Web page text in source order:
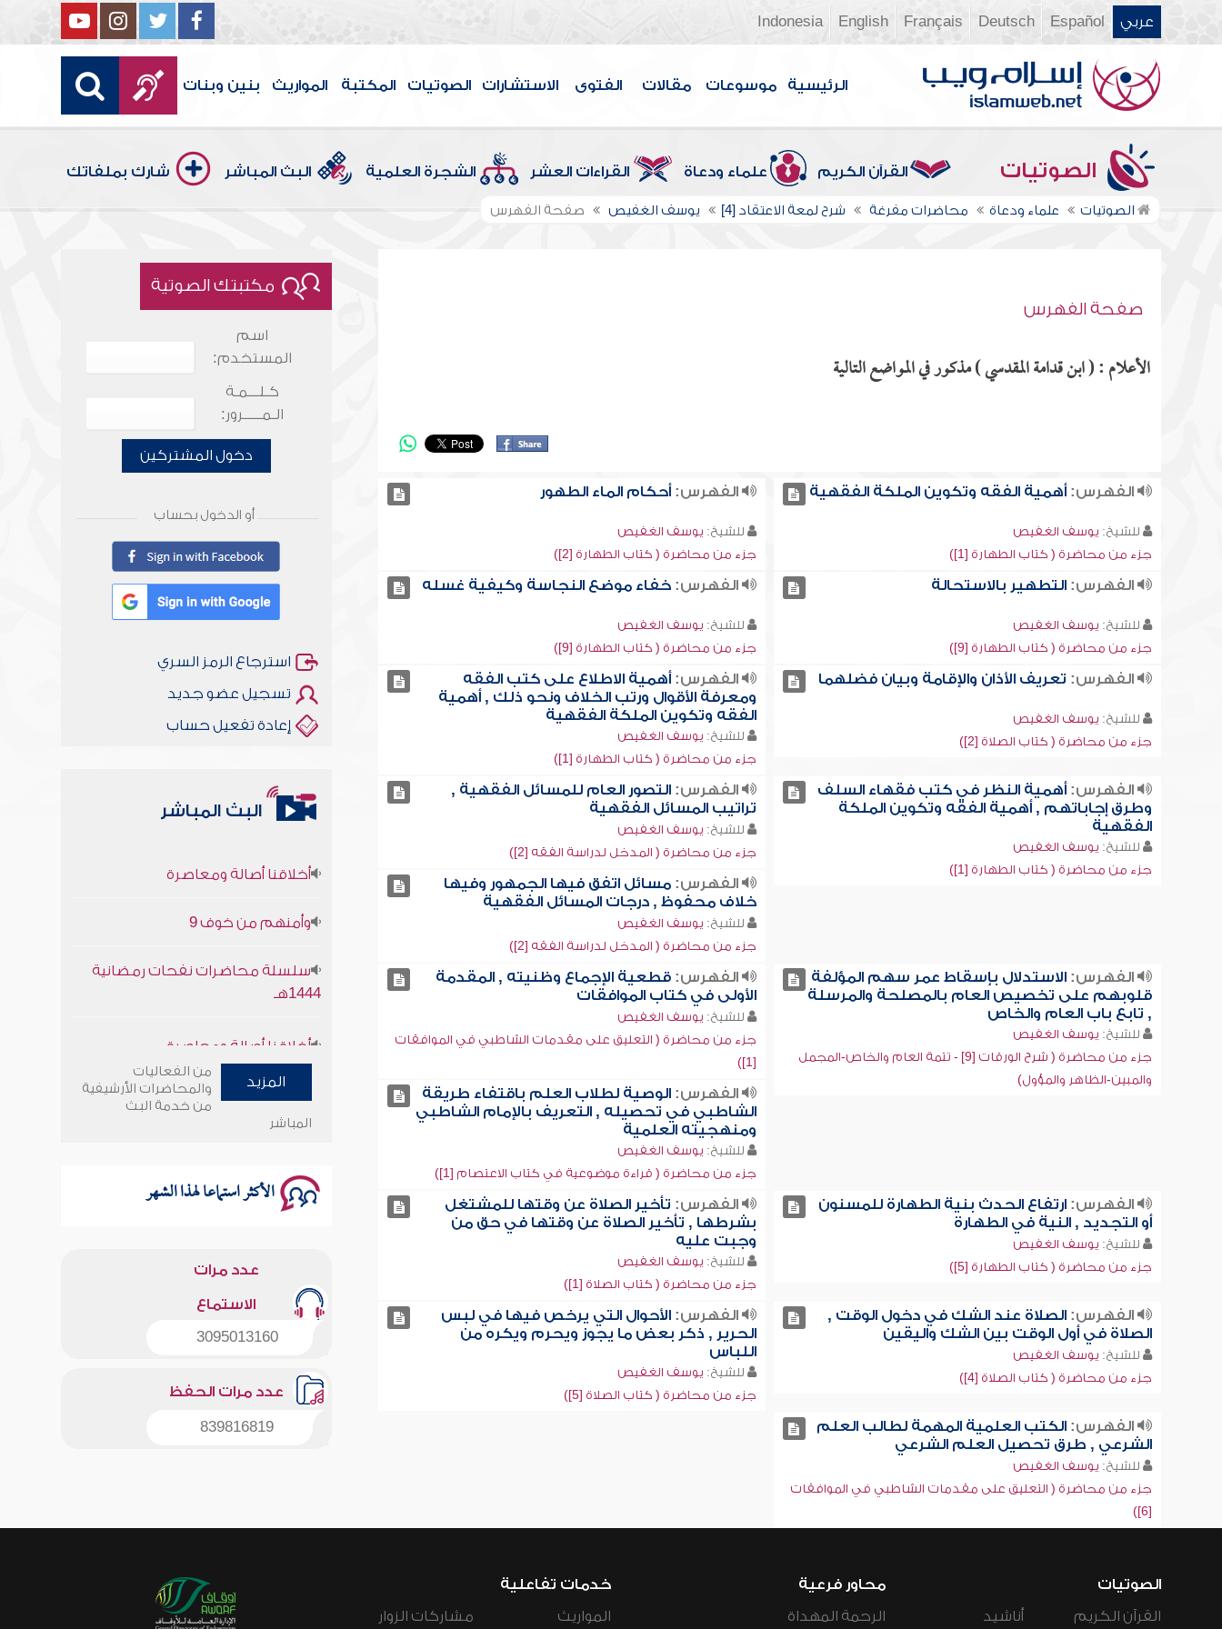
عربي Español
Deutsch
Français
English
Indonesia
الرئيسية موسوعات مقالات الفتوى الاستشارات الصوتيات المكتبة المواريث بنين وبنات
الصوتيات القرآن الكريم علماء ودعاة القراءات العشر الشجرة العلمية البث المباشر شارك بملفاتك
الصوتيات علماء ودعاة محاضرات مفرغة شرح لمعة الاعتقاد [4] يوسف الغفيص صفحة الفهرس
صفحة الفهرس
الأعلام : ( ابن قدامة المقدسي ) مذكور في المواضع التالية
الفهرس:أهمية الفقه وتكوين الملكة الفقهية
للشيخ: يوسف الغفيص
جزء من محاضرة ( كتاب الطهارة [1])
الفهرس: أحكام الماء الطهور
للشيخ: يوسف الغفيص
جزء من محاضرة ( كتاب الطهارة [2])
الفهرس:التطهير بالاستحالة
للشيخ: يوسف الغفيص
جزء من محاضرة ( كتاب الطهارة [9])
الفهرس: خفاء موضع النجاسة وكيفية غسله
للشيخ: يوسف الغفيص
جزء من محاضرة ( كتاب الطهارة [9])
الفهرس: تعريف الأذان والإقامة وبيان فضلهما
للشيخ: يوسف الغفيص
جزء من محاضرة ( كتاب الصلاة [2])
الفهرس: أهمية الاطلاع على كتب الفقه
ومعرفة الأقوال ورتب الخلاف ونحو ذلك , أهمية
الفقه وتكوين الملكة الفقهية
للشيخ: يوسف الغفيص
جزء من محاضرة ( كتاب الطهارة [1])
الفهرس:أهمية النظر في كتب فقهاء السلف
وطرق إجاباتهم , أهمية الفقه وتكوين الملكة
الفقهية
للشيخ: يوسف الغفيص
جزء من محاضرة ( كتاب الطهارة [1])
الفهرس: التصور العام للمسائل الفقهية ,
تراتيب المسائل الفقهية
للشيخ: يوسف الغفيص
جزء من محاضرة ( المدخل لدراسة الفقه [2])
الفهرس: مسائل اتفق فيها الجمهور وفيها
خلاف محفوظ , درجات المسائل الفقهية
للشيخ: يوسف الغفيص
جزء من محاضرة ( المدخل لدراسة الفقه [2])
الفهرس:الاستدلال بإسقاط عمر سهم المؤلفة
قلوبهم على تخصيص العام بالمصلحة والمرسلة
, تابع باب العام والخاص
للشيخ: يوسف الغفيص
جزء من محاضرة ( شرح الورقات [9] - تتمة العام والخاص-المجمل
والمبين-الظاهر والمؤول)
الفهرس: قطعية الإجماع وظنيته , المقدمة
الأولى في كتاب الموافقات
للشيخ: يوسف الغفيص
جزء من محاضرة ( التعليق على مقدمات الشاطبي في الموافقات
[1])
الفهرس: الوصية لطلاب العلم باقتفاء طريقة
الشاطبي في تحصيله , التعريف بالإمام الشاطبي
ومنهجيته العلمية
للشيخ: يوسف الغفيص
جزء من محاضرة ( قراءة موضوعية في كتاب الاعتصام [1])
الفهرس:ارتفاع الحدث بنية الطهارة للمسنون
أو التجديد , النية في الطهارة
للشيخ: يوسف الغفيص
جزء من محاضرة ( كتاب الطهارة [5])
الفهرس: تأخير الصلاة عن وقتها للمشتغل
بشرطها , تأخير الصلاة عن وقتها في حق من
وجبت عليه
للشيخ: يوسف الغفيص
جزء من محاضرة ( كتاب الصلاة [1])
الفهرس:الصلاة عند الشك في دخول الوقت ,
الصلاة في أول الوقت بين الشك واليقين
للشيخ: يوسف الغفيص
جزء من محاضرة ( كتاب الصلاة [4])
الفهرس: الأحوال التي يرخص فيها في لبس
الحرير , ذكر بعض ما يجوز ويحرم ويكره من
اللباس
للشيخ: يوسف الغفيص
جزء من محاضرة ( كتاب الصلاة [5])
الفهرس:الكتب العلمية المهمة لطالب العلم
الشرعي , طرق تحصيل العلم الشرعي
للشيخ: يوسف الغفيص
جزء من محاضرة ( التعليق على مقدمات الشاطبي في الموافقات
[6])
مكتبتك الصوتية
اسم
المستخدم:
كـلـــمـة
الـمـــــرور:
دخول المشتركين
أو الدخول بحساب
استرجاع الرمز السري
تسجيل عضو جديد
إعادة تفعيل حساب
البث المباشر
1444هـ
وأمنهم من خوف 9
سلسلة محاضرات نفحات رمضانية
المزيد
من الفعاليات
والمحاضرات الأرشيفية
من خدمة البث
المباشر
الأكثر استماعا لهذا الشهر
عدد مرات
الاستماع
3095013160
عدد مرات الحفظ
839816819
الصوتيات
القرآن الكريم
أناشيد
محاور فرعية
الرحمة المهداة
خدمات تفاعلية
المواريث
مشاركات الزوار